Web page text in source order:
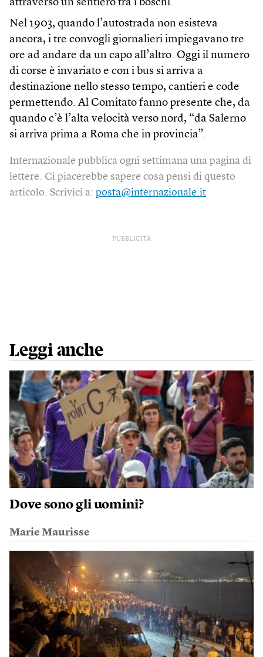
attraverso un sentiero tra i boschi.
Nel 1903, quando l’autostrada non esisteva
ancora, i tre convogli giornalieri impiegavano tre
ore ad andare da un capo all’altro. Oggi il numero
di corse è invariato e con i bus si arriva a
destinazione nello stesso tempo, cantieri e code
permettendo. Al Comitato fanno presente che, da
quando c’è l’alta velocità verso nord, “da Salerno
si arriva prima a Roma che in provincia”.
Internazionale pubblica ogni settimana una pagina di
lettere. Ci piacerebbe sapere cosa pensi di questo
articolo. Scrivici a: posta@internazionale.it
PUBBLICITÀ
Leggi anche
Dove sono gli uomini?
Marie Maurisse